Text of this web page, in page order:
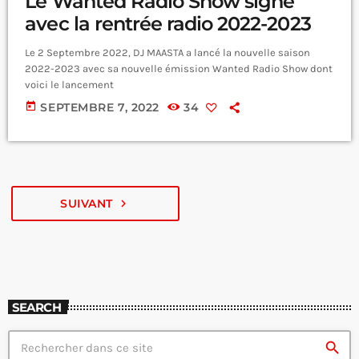
avec la rentrée radio 2022-2023
Le 2 Septembre 2022, DJ MAASTA a lancé la nouvelle saison
2022-2023 avec sa nouvelle émission Wanted Radio Show dont
voici le lancement
today SEPTEMBRE 7, 2022 34
SUIVANT navigate_next
SEARCH
search